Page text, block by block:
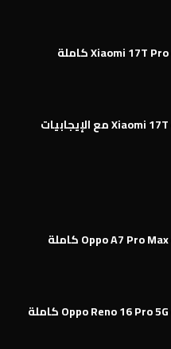
مواصفات هاتف Xiaomi 17T مع الإيجابيات